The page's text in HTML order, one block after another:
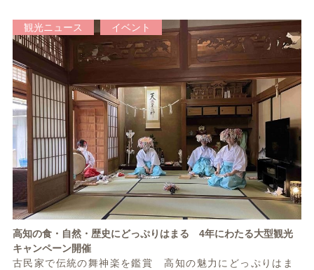
観光ニュース イベント
高知の食・自然・歴史にどっぷりはまる 4年にわたる大型観光
キャンペーン開催
古民家で伝統の舞神楽を鑑賞 高知の魅力にどっぷりはま